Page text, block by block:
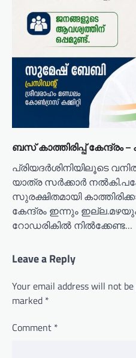
ബസ് കാത്തിരിപ്പ് കേന്ദ്രം
പ്രിയദർശിനിയിലൂടെ
യാത്ര സർക്കാർ
സുരക്ഷിതമായി
കേന്ദ്രം ഇന്നും
റോഡരികിൽ നിൽക്കേണ്ട…
Leave a Reply
Your email address will not
marked *
Comment *